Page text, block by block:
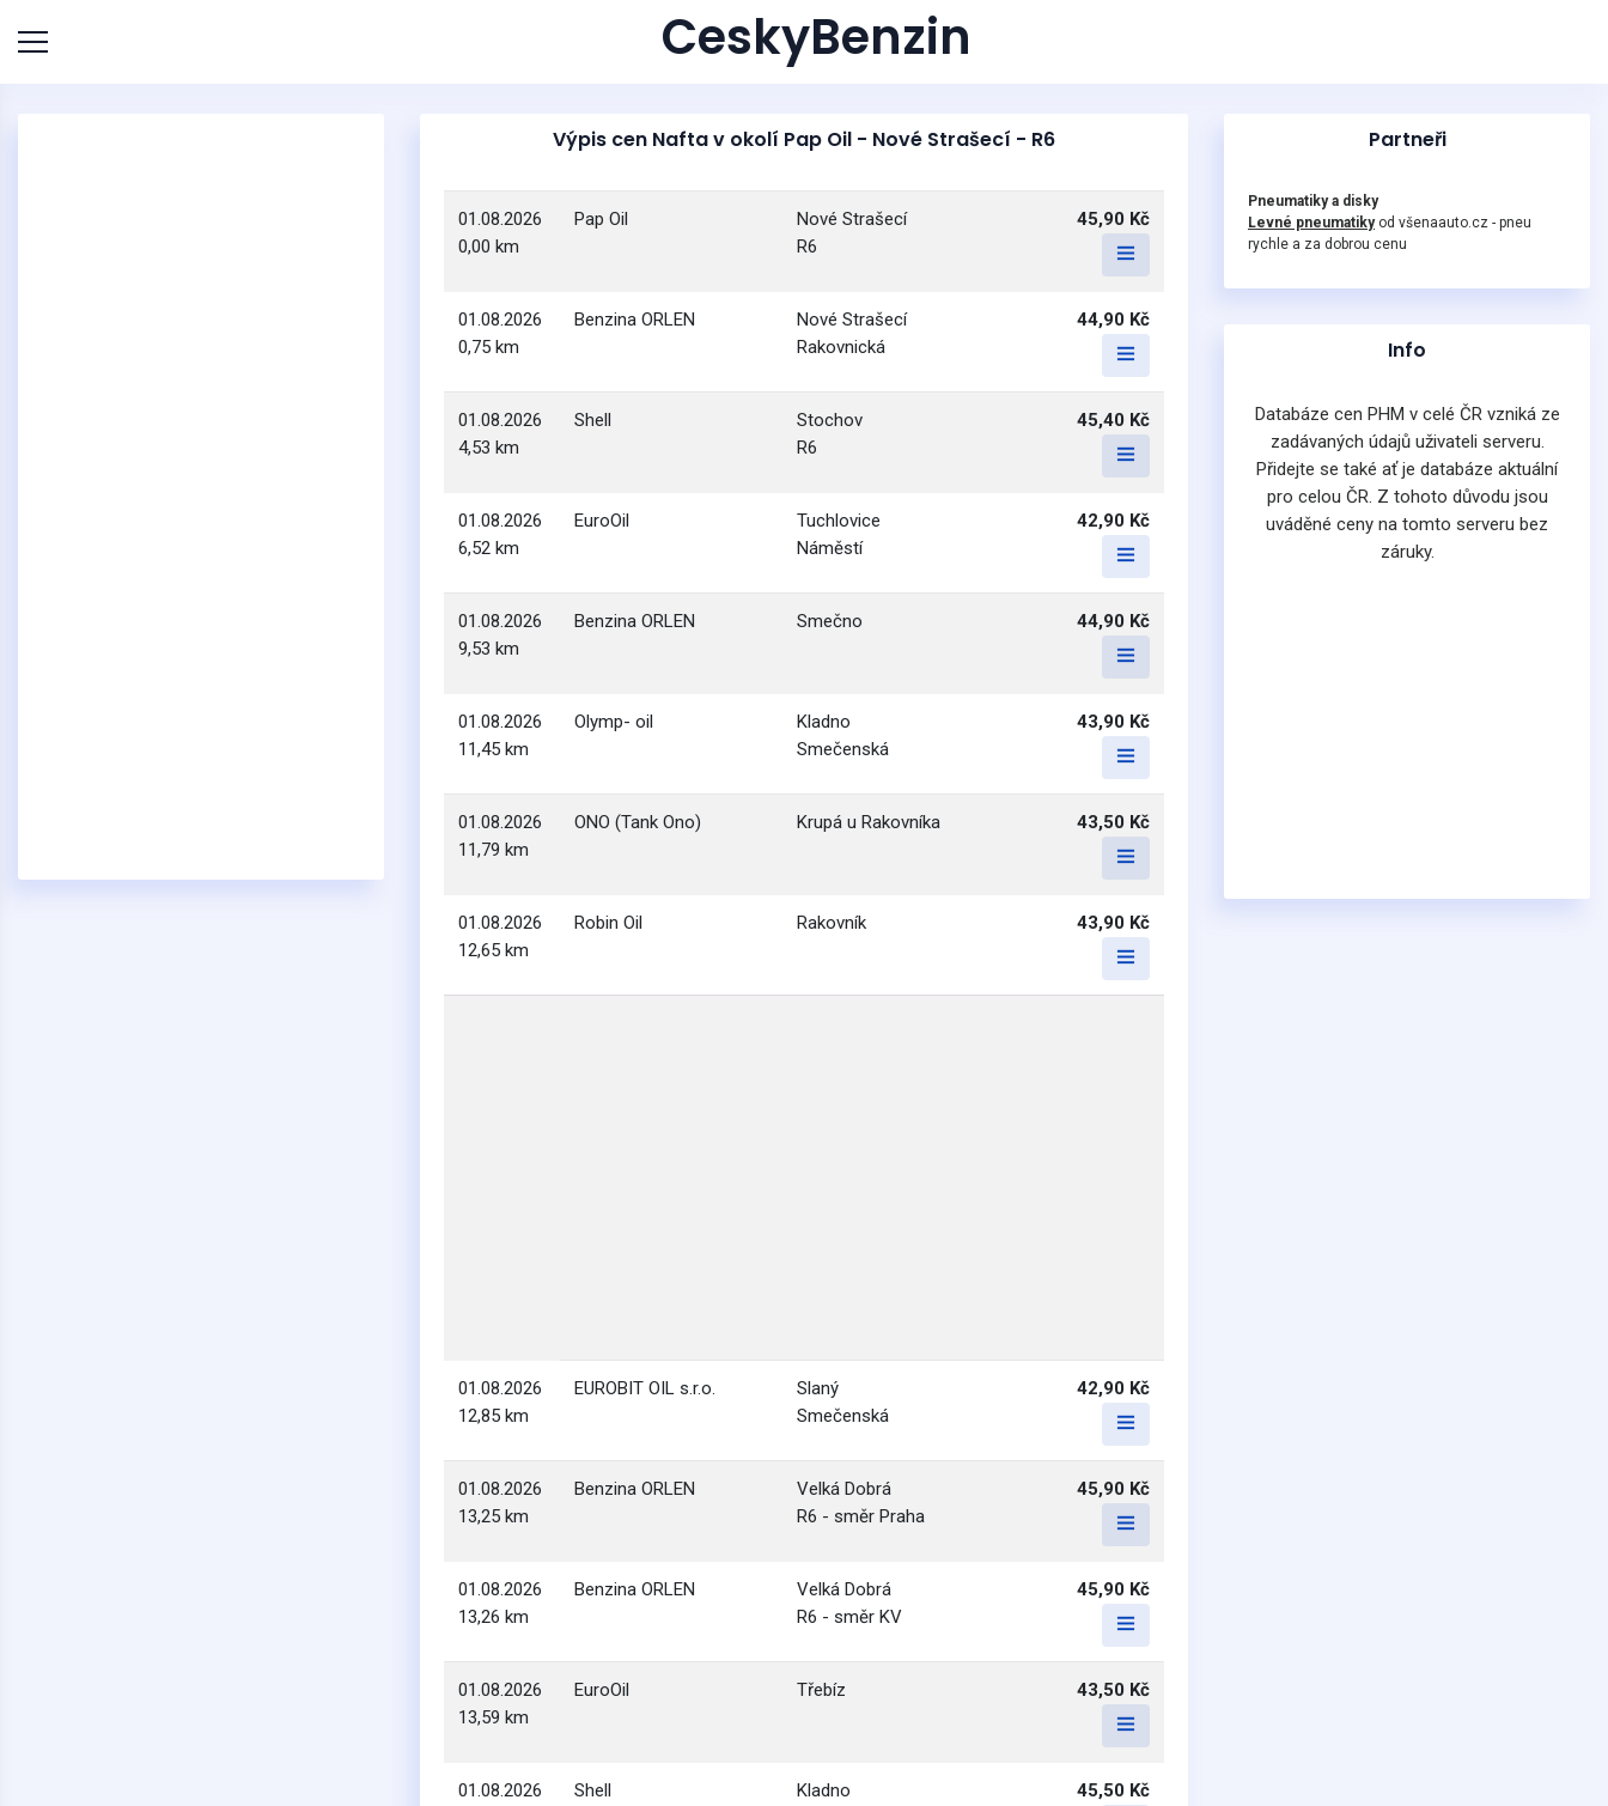
CeskyBenzin
Výpis cen Nafta v okolí Pap Oil - Nové Strašecí - R6
01.08.2026
0,00 km
Pap Oil
Nové Strašecí
R6
45,90 Kč
01.08.2026
0,75 km
Benzina ORLEN
Nové Strašecí
Rakovnická
44,90 Kč
01.08.2026
4,53 km
Shell
Stochov
R6
45,40 Kč
01.08.2026
6,52 km
EuroOil
Tuchlovice
Náměstí
42,90 Kč
01.08.2026
9,53 km
Benzina ORLEN Smečno 44,90 Kč
01.08.2026
11,45 km
Olymp- oil
Kladno
Smečenská
43,90 Kč
01.08.2026
11,79 km
ONO (Tank Ono) Krupá u Rakovníka 43,50 Kč
01.08.2026
12,65 km
Robin Oil Rakovník 43,90 Kč
01.08.2026
12,85 km
EUROBIT OIL s.r.o.
Slaný
Smečenská
42,90 Kč
01.08.2026
13,25 km
Benzina ORLEN
Velká Dobrá
R6 - směr Praha
45,90 Kč
01.08.2026
13,26 km
Benzina ORLEN
Velká Dobrá
R6 - směr KV
45,90 Kč
01.08.2026
13,59 km
EuroOil Třebíz 43,50 Kč
01.08.2026
Shell
Kladno
45,50 Kč
Partneři
Pneumatiky a disky
Levné pneumatikyod všenaauto.cz - pneu
rychle a za dobrou cenu
Info
Databáze cen PHM v celé ČR vzniká ze
zadávaných údajů uživateli serveru.
Přidejte se také ať je databáze aktuální
pro celou ČR. Z tohoto důvodu jsou
uváděné ceny na tomto serveru bez
záruky.